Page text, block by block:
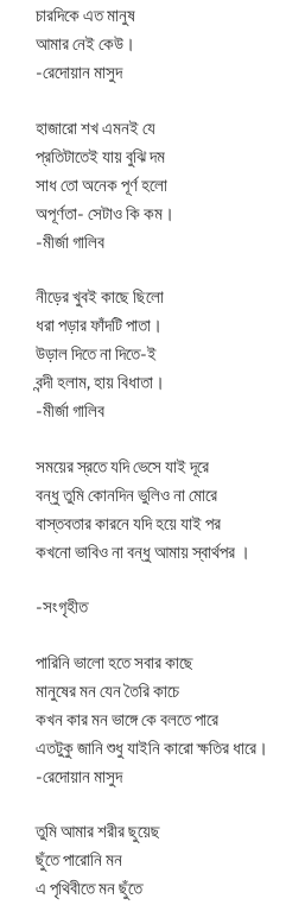
চারদিকে এত মানুষ
আমার নেই কেউ।
-রেদোয়ান মাসুদ
হাজারো শখ এমনই যে
প্রতিটাতেই যায় বুঝি দম
সাধ তো অনেক পূর্ণ হলো
অপূর্ণতা- সেটাও কি কম।
-মীর্জা গালিব
নীড়ের খুবই কাছে ছিলো
ধরা পড়ার ফাঁদটি পাতা।
উড়াল দিতে না দিতে-ই
বন্দী হলাম, হায় বিধাতা।
-মীর্জা গালিব
সময়ের স্রতে যদি ভেসে যাই দূরে
বন্ধু তুমি কোনদিন ভুলিও না মোরে
বাস্তবতার কারনে যদি হয়ে যাই পর
কখনো ভাবিও না বন্ধু আমায় স্বার্থপর ।
-সংগৃহীত
পারিনি ভালো হতে সবার কাছে
মানুষের মন যেন তৈরি কাচে
কখন কার মন ভাঙ্গে কে বলতে পারে
এতটুকু জানি শুধু যাইনি কারো ক্ষতির ধারে।
-রেদোয়ান মাসুদ
তুমি আমার শরীর ছুয়েছ
ছুঁতে পারোনি মন
এ পৃথিবীতে মন ছুঁতে